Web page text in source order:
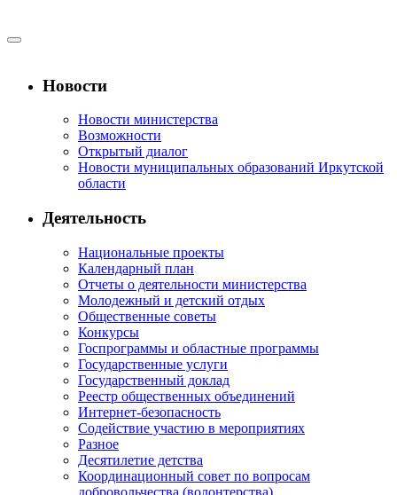
Новости
Новости министерства
Возможности
Открытый диалог
Новости муниципальных образований Иркутской
области
Деятельность
Национальные проекты
Календарный план
Отчеты о деятельности министерства
Молодежный и детский отдых
Общественные советы
Конкурсы
Госпрограммы и областные программы
Государственные услуги
Государственный доклад
Реестр общественных объединений
Интернет-безопасность
Содействие участию в мероприятиях
Разное
Десятилетие детства
Координационный совет по вопросам
добровольчества (волонтерства)